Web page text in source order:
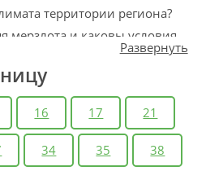
Развернуть
территории региона?
мерзлота и каковы условия
мерзлоты на
человека в пределах
16 17 21
34 35 38